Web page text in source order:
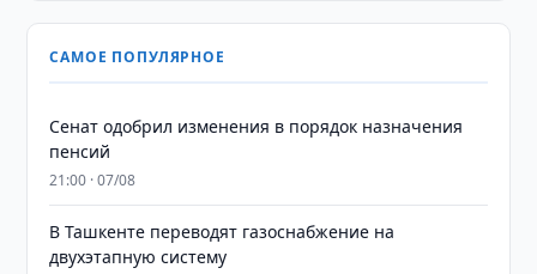
САМОЕ ПОПУЛЯРНОЕ
Сенат одобрил изменения в порядок назначения
пенсий
21:00 · 07/08
В Ташкенте переводят газоснабжение на
двухэтапную систему